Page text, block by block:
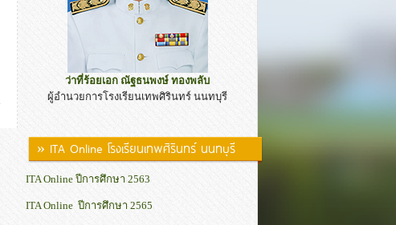
ว่าที่ร้อยเอก ณัฐธนพงษ์ ทองพลับ
ผู้อำนวยการโรงเรียนเทพศิรินทร์ นนทบุรี
» ITA Online โรงเรียนเทพศิรินทร์ นนทบุรี
ITA Online ปีการศึกษา 2563
ITA Online ปีการศึกษา 2565